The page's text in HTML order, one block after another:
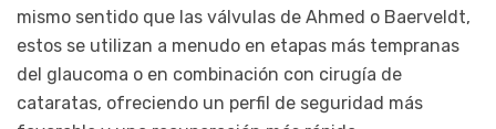
mismo sentido que las válvulas de Ahmed o Baerveldt,
estos se utilizan a menudo en etapas más tempranas
del glaucoma o en combinación con cirugía de
cataratas, ofreciendo un perfil de seguridad más